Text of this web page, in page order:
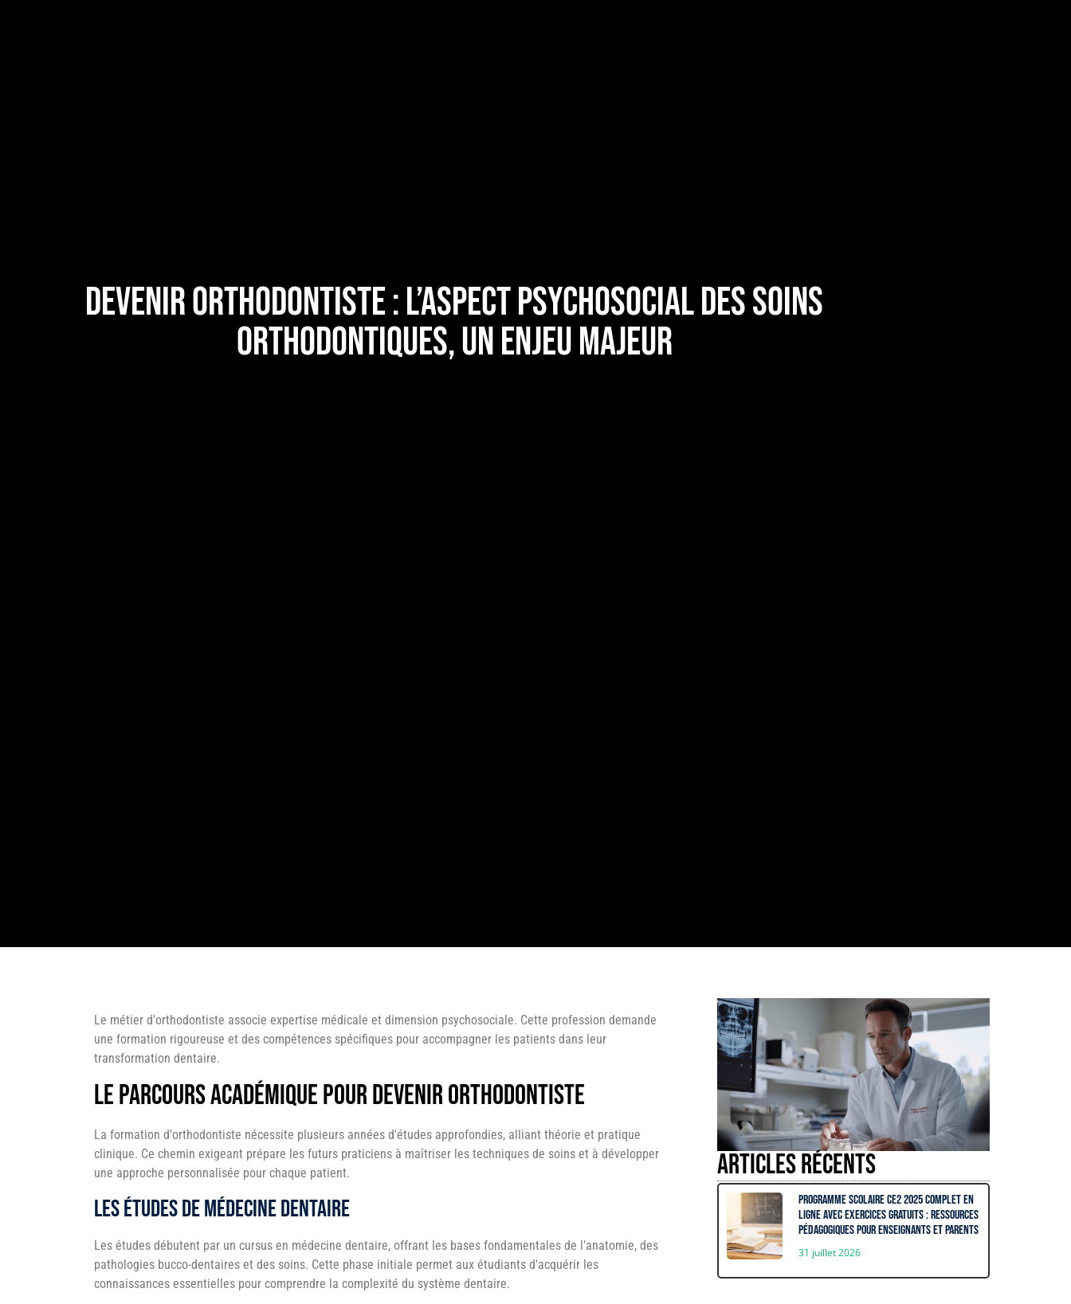
Devenir orthodontiste : l’aspect psychosocial des soins
orthodontiques, un enjeu majeur
Le métier d'orthodontiste associe expertise médicale et dimension psychosociale. Cette profession demande
une formation rigoureuse et des compétences spécifiques pour accompagner les patients dans leur
transformation dentaire.
Le parcours académique pour devenir orthodontiste
La formation d'orthodontiste nécessite plusieurs années d'études approfondies, alliant théorie et pratique
clinique. Ce chemin exigeant prépare les futurs praticiens à maîtriser les techniques de soins et à développer
une approche personnalisée pour chaque patient.
Les études de médecine dentaire
Les études débutent par un cursus en médecine dentaire, offrant les bases fondamentales de l'anatomie, des
pathologies bucco-dentaires et des soins. Cette phase initiale permet aux étudiants d'acquérir les
connaissances essentielles pour comprendre la complexité du système dentaire.
Articles récents
Programme Scolaire CE2 2025 complet en
ligne avec exercices gratuits : ressources
pédagogiques pour enseignants et parents
31 juillet 2026